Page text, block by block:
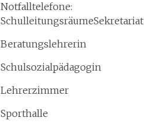
Notfalltelefone:
SchulleitungsräumeSekretariat
Beratungslehrerin
Schulsozialpädagogin
Lehrerzimmer
Sporthalle